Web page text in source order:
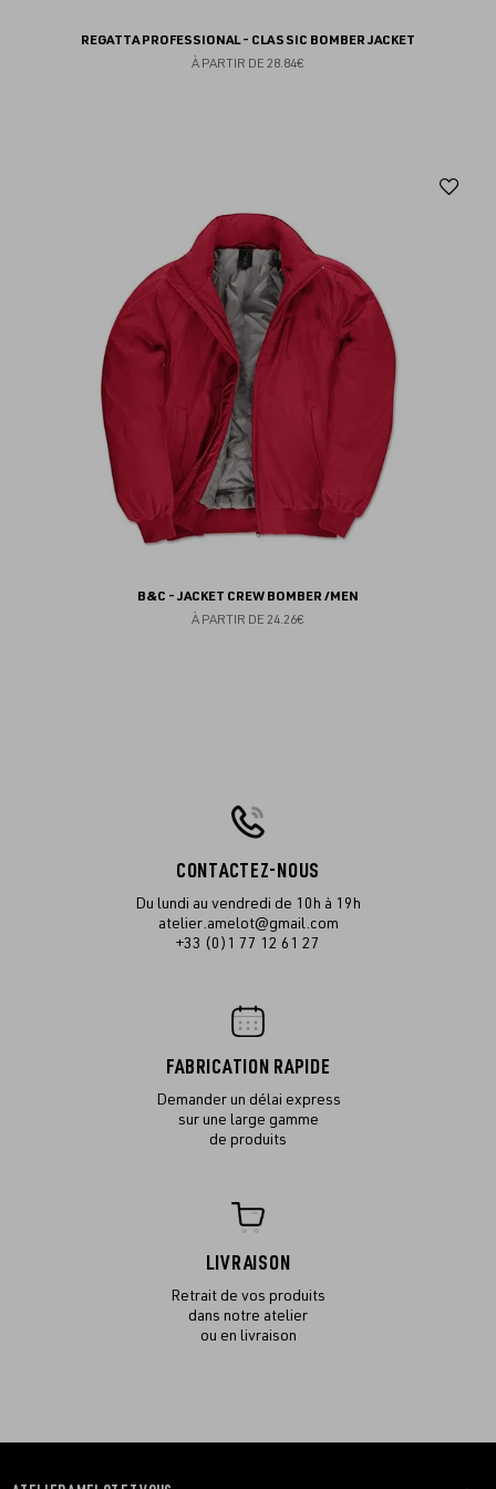
REGATTA PROFESSIONAL - CLASSIC BOMBER JACKET
À PARTIR DE 28.84€
B&C - JACKET CREW BOMBER /MEN
À PARTIR DE 24.26€
CONTACTEZ-NOUS
Du lundi au vendredi de 10h à 19h
atelier.amelot@gmail.com
+33 (0)1 77 12 61 27
FABRICATION RAPIDE
Demander un délai express
sur une large gamme
de produits
LIVRAISON
Retrait de vos produits
dans notre atelier
ou en livraison